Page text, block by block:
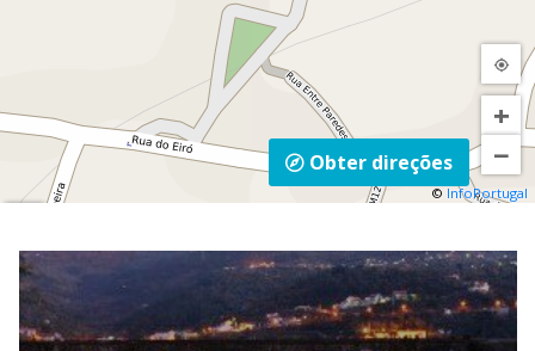
Se já se encontra na cidade do
Marco de
, tome a variante à estrada N211
na direção de Baião até se deparar com a
sinalização da Igreja de Soalhães.
+
−
© InfoPortugal
Satélite
Trânsito
Obter direções